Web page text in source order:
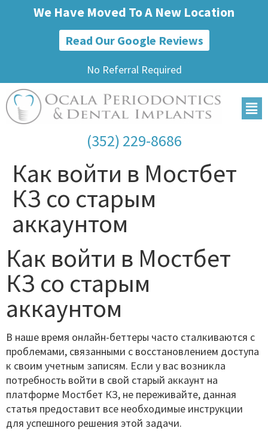
We Have Moved To A New Location
Read Our Google Reviews
No Referral Required
(352) 229-8686
Как войти в Мостбет
КЗ со старым
аккаунтом
Как войти в Мостбет
КЗ со старым
аккаунтом
В наше время онлайн-беттеры часто сталкиваются с
проблемами, связанными с восстановлением доступа
к своим учетным записям. Если у вас возникла
потребность войти в свой старый аккаунт на
платформе Мостбет КЗ, не переживайте, данная
статья предоставит все необходимые инструкции
для успешного решения этой задачи.